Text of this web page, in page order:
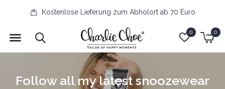
0 0
Kostenlose Lieferung zum Abholort ab 70 Euro
Follow all my latest snoozewear